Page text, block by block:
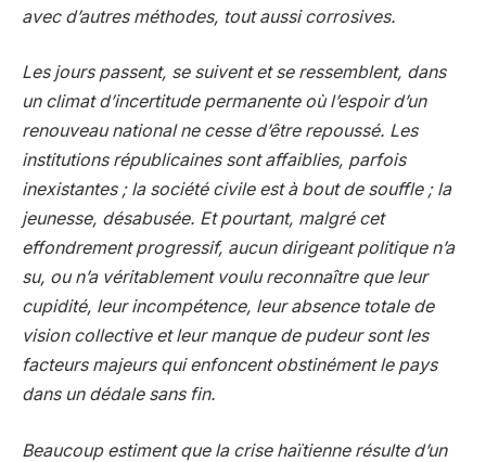
avec d’autres méthodes, tout aussicorrosives.
Les jours passent, se suivent et se ressemblent, dans
un climat d’incertitude permanente où l’espoir d’un
renouveau national ne cesse d’être repoussé. Les
institutions républicaines sont affaiblies, parfois
inexistantes ; la société civile est à bout de souffle ; la
jeunesse, désabusée. Et pourtant, malgré cet
effondrement progressif, aucun dirigeant politique n’a
su, ou n’a véritablement voulu reconnaître que leur
cupidité, leur incompétence, leur absence totale de
vision collective et leur manque de pudeur sont les
facteurs majeurs qui enfoncent obstinément le pays
dans un dédale sans fin.
Beaucoup estiment que la crise haïtienne résulte d’un